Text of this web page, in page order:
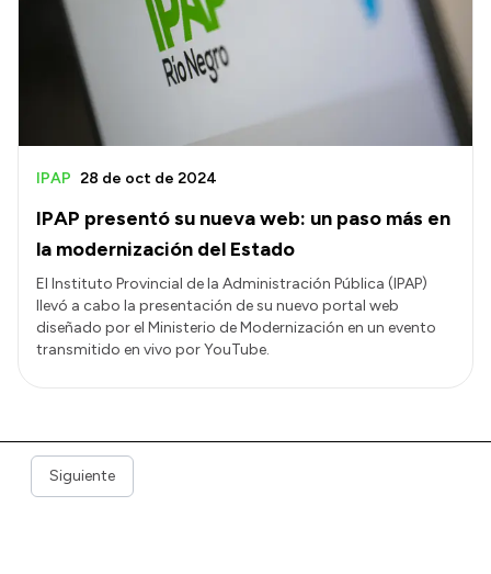
IPAP presentó su nueva web: un paso más en
la modernización del Estado
IPAP 28 de oct de 2024
El Instituto Provincial de la Administración Pública (IPAP)
llevó a cabo la presentación de su nuevo portal web
diseñado por el Ministerio de Modernización en un evento
transmitido en vivo por YouTube.
Siguiente